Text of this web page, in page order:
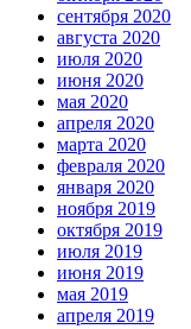
сентября 2020
августа 2020
июля 2020
июня 2020
мая 2020
апреля 2020
марта 2020
февраля 2020
января 2020
ноября 2019
октября 2019
июля 2019
июня 2019
мая 2019
апреля 2019